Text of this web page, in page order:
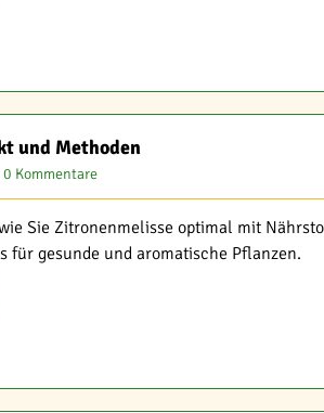
und Methoden
0 Kommentare
Sie Zitronenmelisse optimal mit
für gesunde und aromatische Pflanzen.